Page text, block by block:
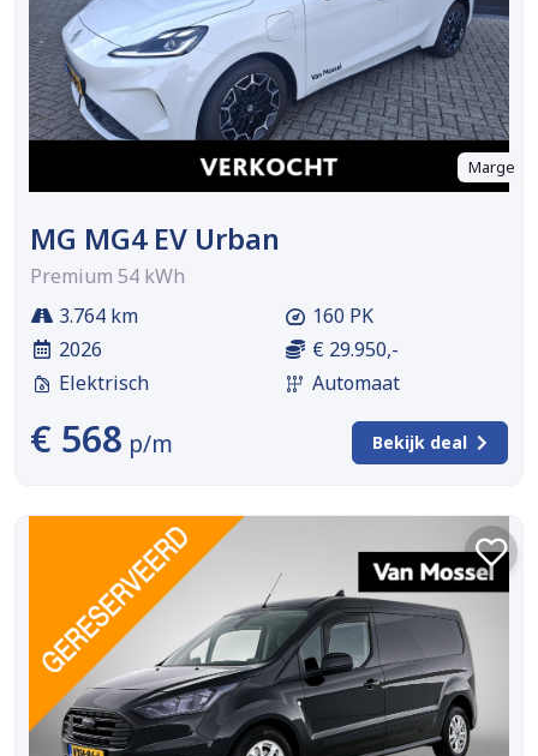
Marge
MG MG4 EV Urban
Premium 54 kWh
3.764 km
2026
Elektrisch
160 PK
€ 29.950,-
Automaat
€ 568 p/m Bekijk deal